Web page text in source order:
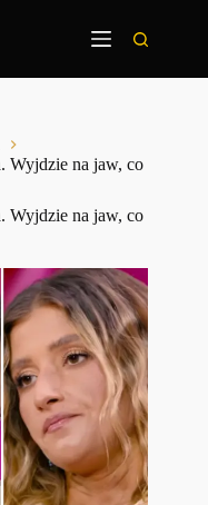
Wyjdzie na jaw, co
Wyjdzie na jaw, co